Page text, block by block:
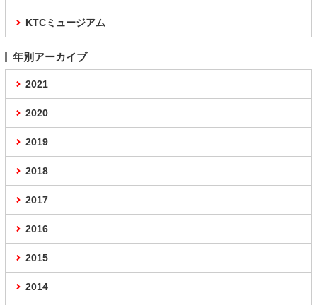
KTCミュージアム
年別アーカイブ
2021
2020
2019
2018
2017
2016
2015
2014